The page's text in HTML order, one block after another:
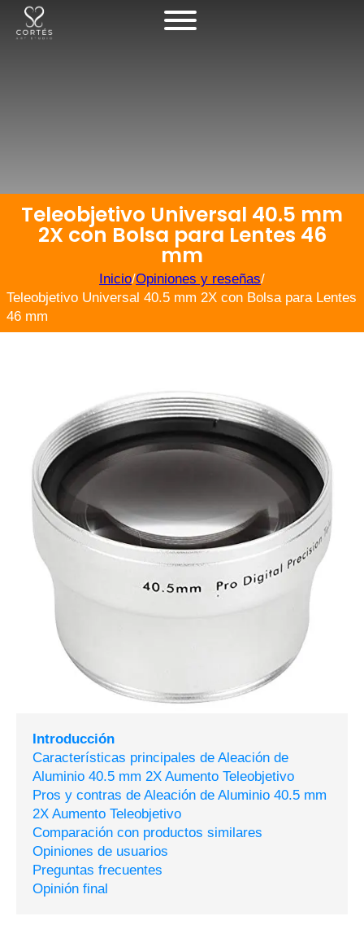
Teleobjetivo Universal 40.5 mm
2X con Bolsa para Lentes 46
mm
Inicio/Opiniones y reseñas/
Teleobjetivo Universal 40.5 mm 2X con Bolsa para Lentes
46 mm
Introducción
Características principales de Aleación de
Aluminio 40.5 mm 2X Aumento Teleobjetivo
Pros y contras de Aleación de Aluminio 40.5 mm
2X Aumento Teleobjetivo
Comparación con productos similares
Opiniones de usuarios
Preguntas frecuentes
Opinión final